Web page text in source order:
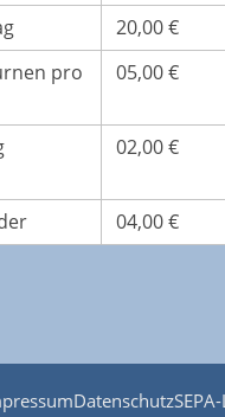
20,00 €
pro
05,00 €
02,00 €
04,00 €
Datenschutz